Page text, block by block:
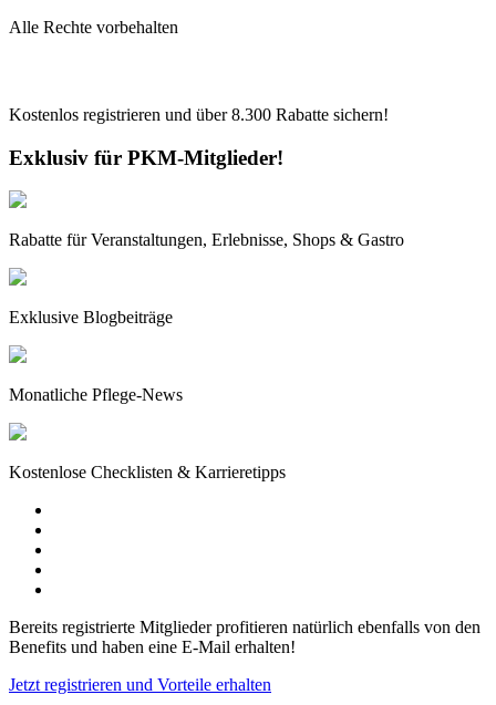
Alle Rechte vorbehalten
Kostenlos registrieren und über8.300 Rabatte sichern!
Exklusiv für PKM-Mitglieder!
Rabatte für Veranstaltungen, Erlebnisse, Shops & Gastro
Exklusive Blogbeiträge
Monatliche Pflege-News
Kostenlose Checklisten & Karrieretipps
Bereits registrierte Mitglieder profitieren natürlich ebenfalls von den
Benefits und haben eine E-Mail erhalten!
Jetzt registrieren und Vorteile erhalten